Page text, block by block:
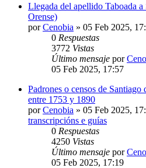
Llegada del apellido Taboada
Orense)
porCenobia » 05 Feb 2025,
0 Respuestas
3772 Vistas
Último mensaje por
05 Feb 2025, 17:57
Padrones o censos de
entre 1753 y 1890
porCenobia » 05 Feb 2025,
transcripcións e guías
0 Respuestas
4250 Vistas
Último mensaje por
05 Feb 2025, 17:19